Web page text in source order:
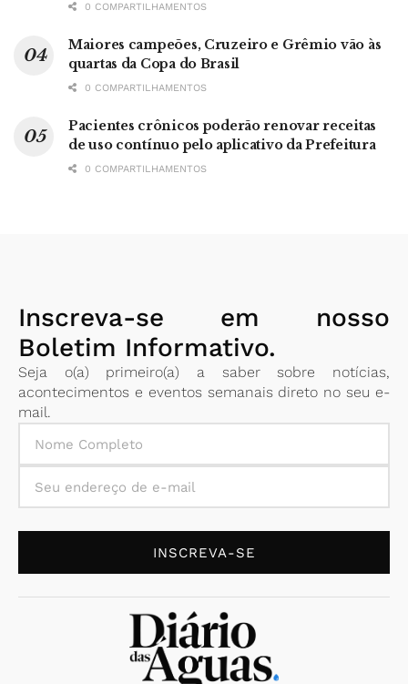
0 COMPARTILHAMENTOS
Maiores campeões, Cruzeiro e Grêmio vão às
quartas da Copa do Brasil
0 COMPARTILHAMENTOS
Pacientes crônicos poderão renovar receitas
de uso contínuo pelo aplicativo da Prefeitura
0 COMPARTILHAMENTOS
Inscreva-se em nosso
Boletim Informativo.
Seja o(a) primeiro(a) a saber sobre notícias,
acontecimentos e eventos semanais direto no seu e-
mail.
INSCREVA-SE